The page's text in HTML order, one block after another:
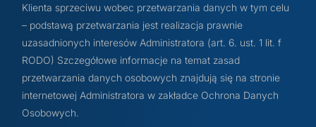
Klienta sprzeciwu wobec przetwarzania danych w tym celu
– podstawą przetwarzania jest realizacja prawnie
uzasadnionych interesów Administratora (art. 6. ust. 1 lit. f
RODO) Szczegółowe informacje na temat zasad
przetwarzania danych osobowych znajdują się na stronie
internetowej Administratora w zakładce Ochrona Danych
Osobowych.